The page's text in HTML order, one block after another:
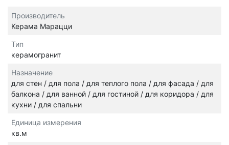
Производитель
Керама Марацци
Тип
керамогранит
Назначение
для стен / для пола / для теплого пола / для фасада / для
балкона / для ванной / для гостиной / для коридора / для
кухни / для спальни
Единица измерения
кв.м